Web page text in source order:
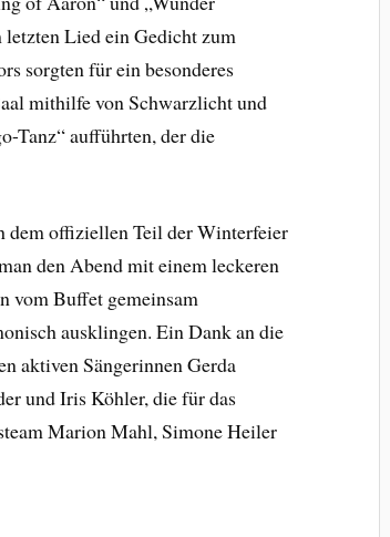
letzten Lied ein Gedicht zum
sorgten für ein besonderes
mithilfe von Schwarzlicht und
Tanz“ aufführten, der die
dem offiziellen Teil der Winterfeier
den Abend mit einem leckeren
vom Buffet gemeinsam
ausklingen. Ein Dank an die
aktiven Sängerinnen Gerda
und Iris Köhler, die für das
Marion Mahl, Simone Heiler